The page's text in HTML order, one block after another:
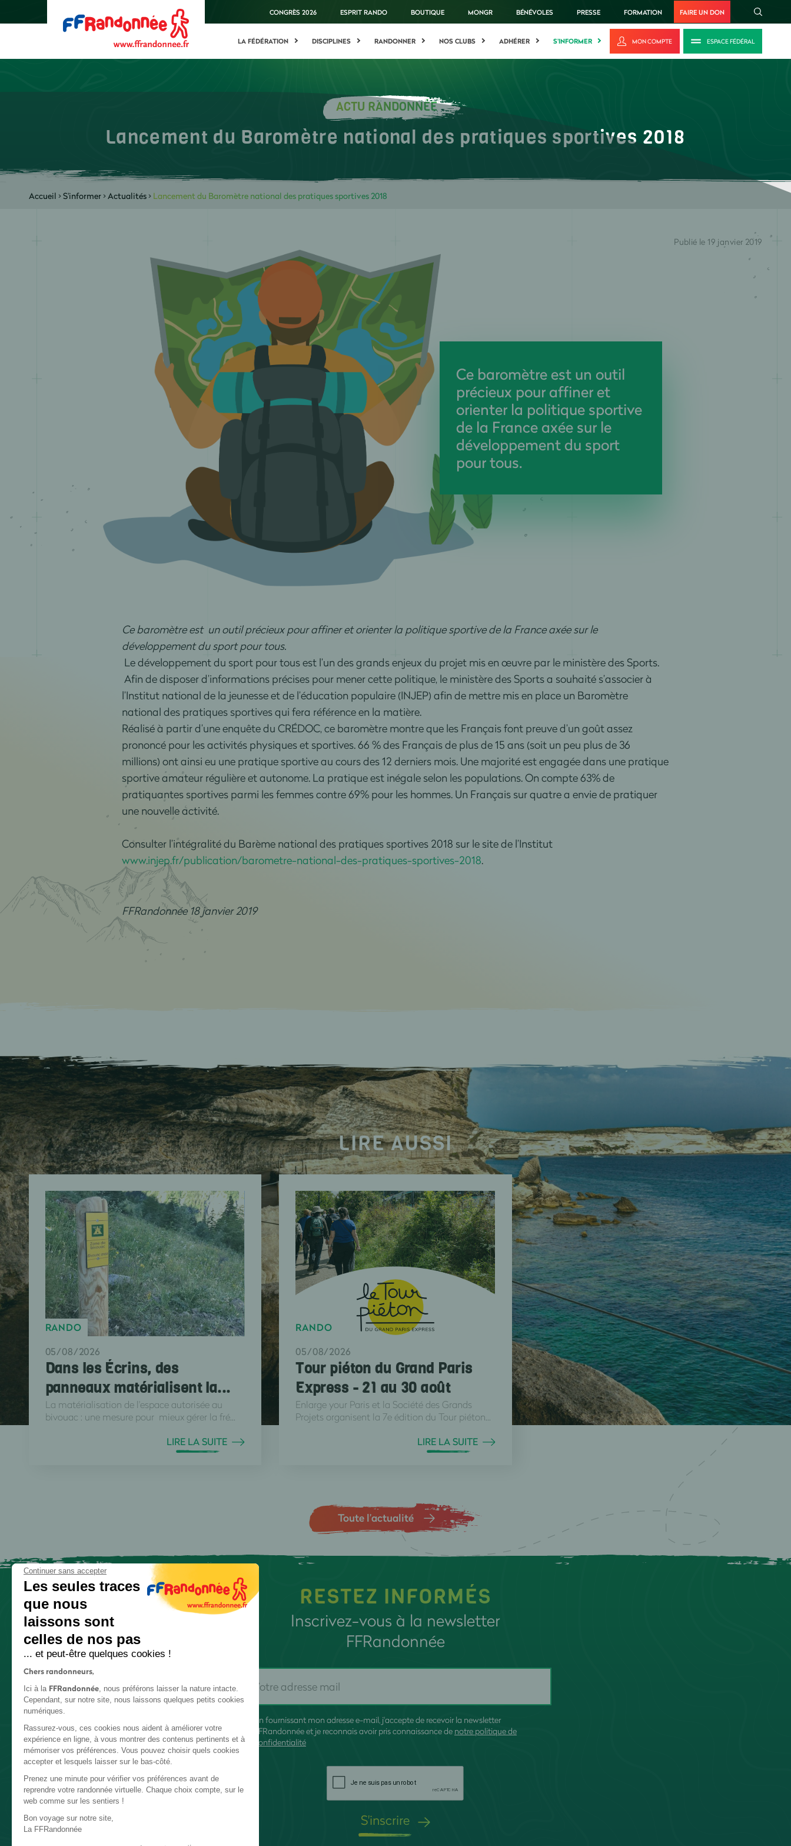
CONGRÈS 2026 ESPRIT RANDO BOUTIQUE MONGR BÉNÉVOLES PRESSE FORMATION FAIRE UN DON
LA FÉDÉRATION DISCIPLINES RANDONNER NOS CLUBS ADHÉRER S'INFORMER MON COMPTE ESPACE FÉDÉRAL
ACTU RANDONNÉE
Lancement du Baromètre national des pratiques sportives 2018
Accueil >S'informer>Actualités> Lancement du Baromètre national des pratiques sportives 2018
Ce baromètre est un outil
précieux pour affiner et
orienter la politique sportive
de la France axée sur le
développement du sport
pour tous.
Publié le 19 janvier 2019
Ce baromètre est un outil précieux pour affiner et orienter la politique sportive de la France axée sur le
développement du sport pour tous.
Le développement du sport pour tous est l’un des grands enjeux du projet mis en œuvre par le ministère des Sports.
Afin de disposer d’informations précises pour mener cette politique, le ministère des Sports a souhaité s’associer à
l’Institut national de la jeunesse et de l’éducation populaire (INJEP) afin de mettre mis en place un Baromètre
national des pratiques sportives qui fera référence en la matière.
Réalisé à partir d’une enquête du CRÉDOC, ce baromètre montre que les Français font preuve d’un goût assez
prononcé pour les activités physiques et sportives. 66 % des Français de plus de 15 ans (soit un peu plus de 36
millions) ont ainsi eu une pratique sportive au cours des 12 derniers mois. Une majorité est engagée dans une pratique
sportive amateur régulière et autonome. La pratique est inégale selon les populations. On compte 63% de
pratiquantes sportives parmi les femmes contre 69% pour les hommes. Un Français sur quatre a envie de pratiquer
une nouvelle activité.
Consulter l’intégralité du Barème national des pratiques sportives 2018 sur le site de l’Institut
www.injep.fr/publication/barometre-national-des-pratiques-sportives-2018.
FFRandonnée 18 janvier 2019
LIRE AUSSI
RANDO
05/08/2026
Dans les Écrins, des
panneaux matérialisent la...
La matérialisation de l'espace autorisée au
bivouac : une mesure pour mieux gérer la fré...
LIRE LA SUITE
RANDO
05/08/2026
Tour piéton du Grand Paris
Express - 21 au 30 août
Enlarge your Paris et la Société des Grands
Projets organisent la 7e édition du Tour piéton...
LIRE LA SUITE
Toute l’actualité
RESTEZ INFORMÉS
Inscrivez-vous à la newsletter
FFRandonnée
En fournissant mon adresse e-mail, j'accepte de recevoir la newsletter
FFRandonnée et je reconnais avoir pris connaissance de notre politique de
confidentialité
S'inscrire
Continuer sans accepter
Les seules traces
que nous
laissons sont
celles de nos pas
... et peut-être quelques cookies !
Chers randonneurs,
Ici à la FFRandonnée, nous préférons laisser la nature intacte.
Cependant, sur notre site, nous laissons quelques petits cookies
numériques.
Rassurez-vous, ces cookies nous aident à améliorer votre
expérience en ligne, à vous montrer des contenus pertinents et à
mémoriser vos préférences. Vous pouvez choisir quels cookies
accepter et lesquels laisser sur le bas-côté.
Prenez une minute pour vérifier vos préférences avant de
reprendre votre randonnée virtuelle. Chaque choix compte, sur le
web comme sur les sentiers !
Bon voyage sur notre site,
La FFRandonnée